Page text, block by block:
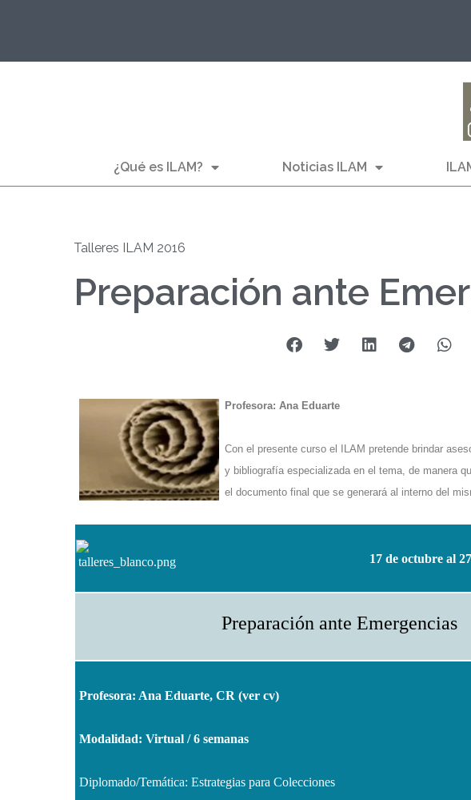
¿Qué es ILAM? Noticias ILAM
Talleres ILAM 2016
Preparación ante
Profesora: Ana Eduarte
Con el presente curso el ILAM pretende brindar
y bibliografía especializada en el tema, de manera
el documento final que se generará al interno del
17 de octubre al
Preparación ante Emergencias
Profesora: Ana Eduarte, CR (ver cv)
Modalidad: Virtual / 6 semanas
Diplomado/Temática: Estrategias para Colecciones